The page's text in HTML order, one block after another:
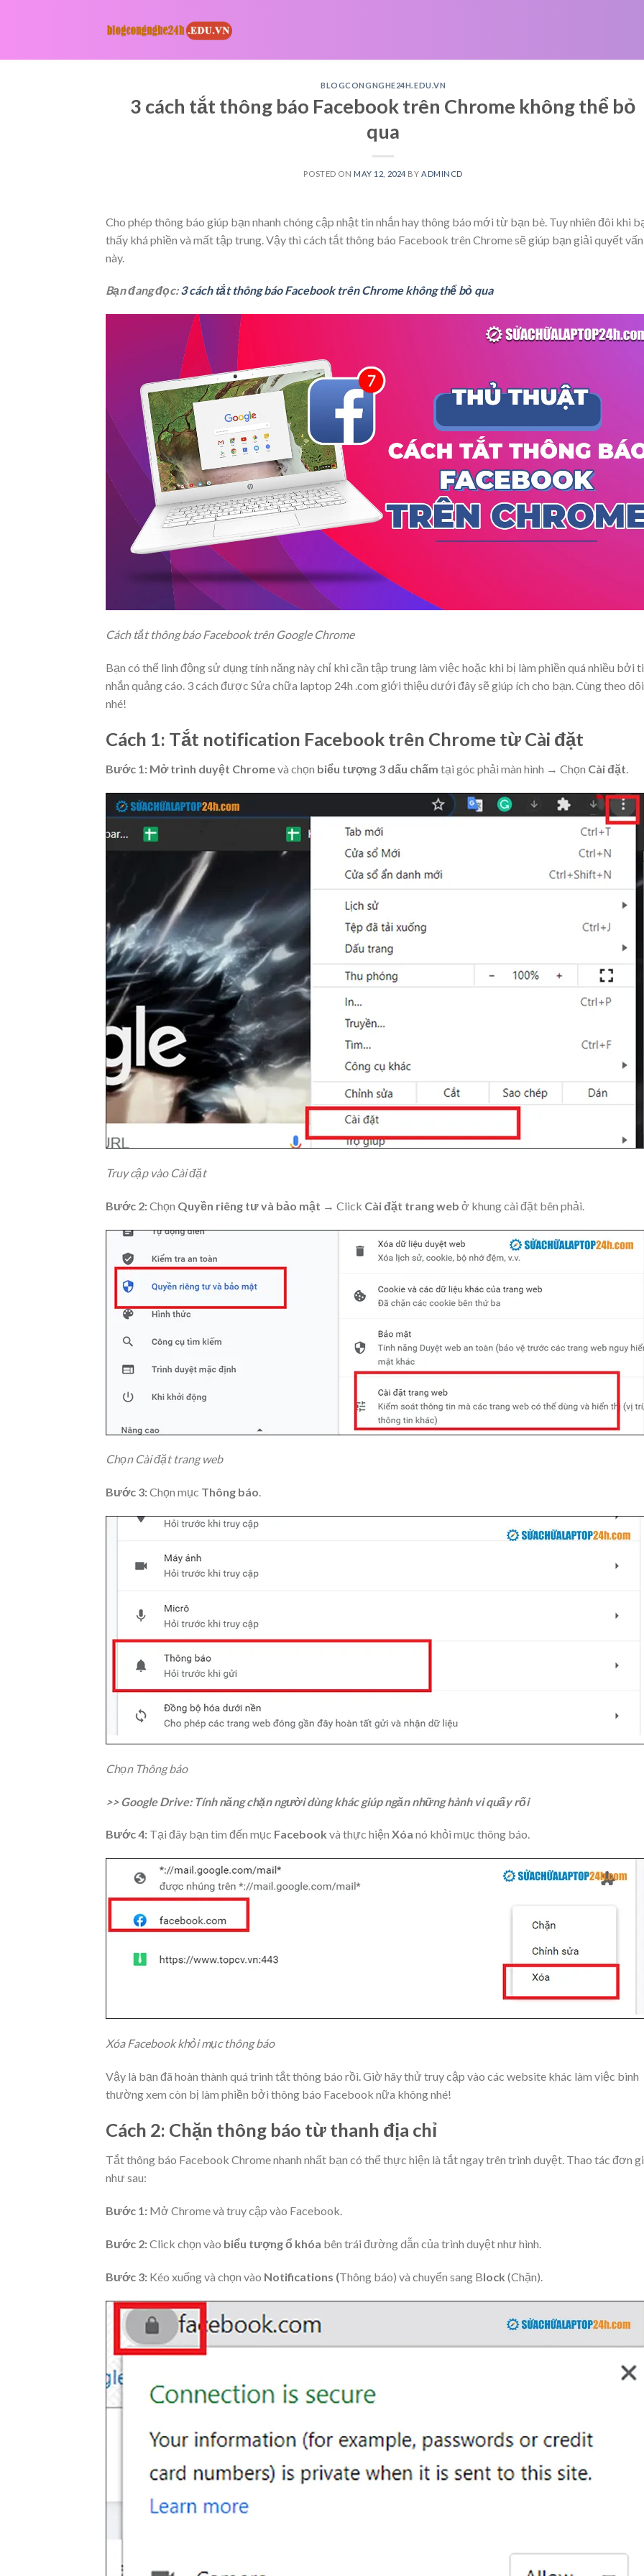
BLOGCONGNGHE24H.EDU.VN
3 cách tắt thông báo Facebook trên Chrome không thể bỏ
qua
POSTED ON MAY 12, 2024 BY ADMINCD
Cho phép thông báo giúp bạn nhanh chóng cập nhật tin nhắn hay thông báo mới từ bạn bè. Tuy nhiên đôi khi
thấy khá phiền và mất tập trung. Vậy thì cách tắt thông báo Facebook trên Chrome sẽ giúp bạn giải quyết
này.
Bạn đang đọc:3 cách tắt thông báo Facebook trên Chrome không thể bỏ qua
Cách tắt thông báo Facebook trên Google Chrome
Bạn có thể linh động sử dụng tính năng này chỉ khi cần tập trung làm việc hoặc khi bị làm phiền quá nhiều bởi
nhắn quảng cáo. 3 cách được Sửa chữa laptop 24h .com giới thiệu dưới đây sẽ giúp ích cho bạn. Cùng theo dõi
nhé!
Cách 1: Tắt notification Facebook trên Chrome từ Cài đặt
Bước 1: Mở trình duyệt Chromevà chọn biểu tượng 3 dấu chấm tại góc phải màn hình → Chọn Cài đặt.
Truy cập vào Cài đặt
Bước 2:Chọn Quyền riêng tư và bảo mật → Click Cài đặt trang web ở khung cài đặt bên phải.
Chọn Cài đặt trang web
Bước 3:Chọn mục Thông báo.
Chọn Thông báo
>>Google Drive: Tính năng chặn người dùng khác giúp ngăn những hành vi quấy rối
Bước 4: Tại đây bạn tìm đến mục Facebook và thực hiện Xóa nó khỏi mục thông báo.
Xóa Facebook khỏi mục thông báo
Vậy là bạn đã hoàn thành quá trình tắt thông báo rồi. Giờ hãy thử truy cập vào các website khác làm việc bình
thường xem còn bị làm phiền bởi thông báo Facebook nữa không nhé!
Cách 2: Chặn thông báo từ thanh địa chỉ
Tắt thông báo Facebook Chrome nhanh nhất bạn có thể thực hiện là tắt ngay trên trình duyệt. Thao tác đơn
như sau:
Bước 1: Mở Chrome và truy cập vào Facebook.
Bước 2:Click chọn vào biểu tượng ổ khóa bên trái đường dẫn của trình duyệt như hình.
Bước 3: Kéo xuống và chọn vào Notifications (Thông báo) và chuyển sang Block (Chặn).